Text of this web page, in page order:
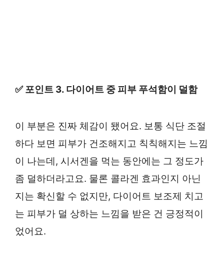
✅ 포인트 3. 다이어트 중 피부 푸석함이 덜함
이 부분은 진짜 체감이 됐어요. 보통 식단 조절
하다 보면 피부가 건조해지고 칙칙해지는 느낌
이 나는데, 시서겐을 먹는 동안에는 그 정도가
좀 덜하더라고요. 물론 콜라겐 효과인지 아닌
지는 확신할 수 없지만, 다이어트 보조제 치고
는 피부가 덜 상하는 느낌을 받은 건 긍정적이
었어요.